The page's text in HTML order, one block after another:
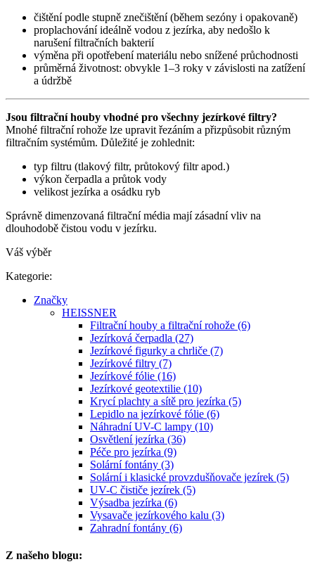
čištění podle stupně znečištění (během sezóny i opakovaně)
proplachování ideálně vodou z jezírka, aby nedošlo k
narušení filtračních bakterií
výměna při opotřebení materiálu nebo snížené průchodnosti
průměrná životnost: obvykle 1–3 roky v závislosti na zatížení
a údržbě
Jsou filtrační houby vhodné pro všechny jezírkové filtry?
Mnohé filtrační rohože lze upravit řezáním a přizpůsobit různým
filtračním systémům. Důležité je zohlednit:
typ filtru (tlakový filtr, průtokový filtr apod.)
výkon čerpadla a průtok vody
velikost jezírka a osádku ryb
Správně dimenzovaná filtrační média mají zásadní vliv na
dlouhodobě čistou vodu v jezírku.
Váš výběr
Kategorie:
Značky
HEISSNER
Filtrační houby a filtrační rohože (6)
Jezírková čerpadla (27)
Jezírkové figurky a chrliče (7)
Jezírkové filtry (7)
Jezírkové fólie (16)
Jezírkové geotextilie (10)
Krycí plachty a sítě pro jezírka (5)
Lepidlo na jezírkové fólie (6)
Náhradní UV-C lampy (10)
Osvětlení jezírka (36)
Péče pro jezírka (9)
Solární fontány (3)
Solární i klasické provzdušňovače jezírek (5)
UV-C čističe jezírek (5)
Výsadba jezírka (6)
Vysavače jezírkového kalu (3)
Zahradní fontány (6)
Z našeho blogu: